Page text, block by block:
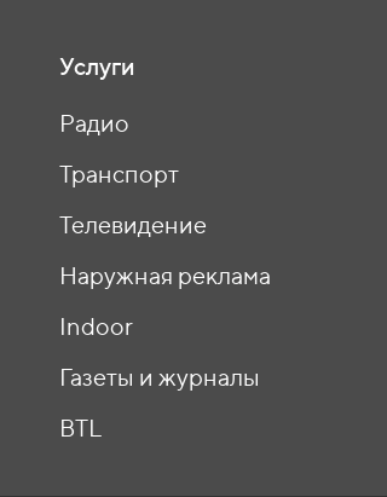
Услуги
Радио
Транспорт
Телевидение
Наружная реклама
Indoor
Газеты и журналы
BTL